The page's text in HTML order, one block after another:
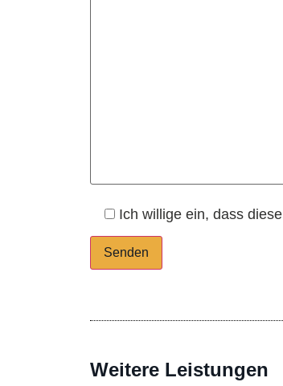
Ich willige ein, dass
Weitere Leistungen